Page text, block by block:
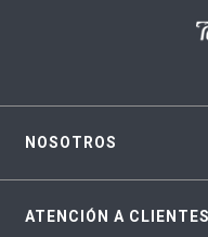
NOSOTROS
ATENCIÓN A CLIENTES